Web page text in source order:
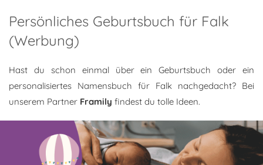
Persönliches Geburtsbuch für Falk
(Werbung)
Hast du schon einmal über ein Geburtsbuch oder ein
personalisiertes Namensbuch für Falk nachgedacht? Bei
unserem Partner Framily findest du tolle Ideen.